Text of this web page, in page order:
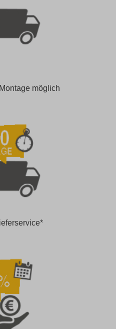
möglich